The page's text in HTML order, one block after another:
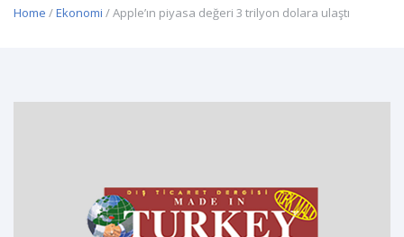
Home /Ekonomi / Apple’ın piyasa değeri 3 trilyon dolara ulaştı